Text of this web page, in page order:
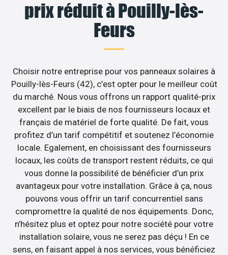
prix réduit à Pouilly-lès-
Feurs
Choisir notre entreprise pour vos panneaux solaires à
Pouilly-lès-Feurs (42), c’est opter pour le meilleur coût
du marché. Nous vous offrons un rapport qualité-prix
excellent par le biais de nos fournisseurs locaux et
français de matériel de forte qualité. De fait, vous
profitez d’un tarif compétitif et soutenez l’économie
locale. Egalement, en choisissant des fournisseurs
locaux, les coûts de transport restent réduits, ce qui
vous donne la possibilité de bénéficier d’un prix
avantageux pour votre installation. Grâce à ça, nous
pouvons vous offrir un tarif concurrentiel sans
compromettre la qualité de nos équipements. Donc,
n’hésitez plus et optez pour notre société pour votre
installation solaire, vous ne serez pas déçu ! En ce
sens, en faisant appel à nos services, vous bénéficiez